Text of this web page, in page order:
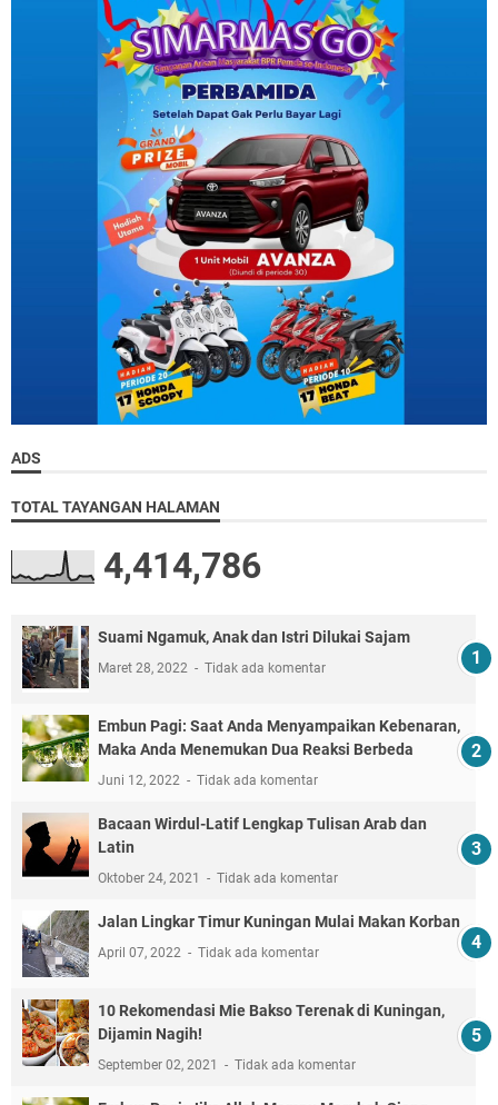
ADS
TOTAL TAYANGAN HALAMAN
4,414,786
Suami Ngamuk, Anak dan Istri Dilukai Sajam
Maret 28, 2022 Tidak ada komentar
Embun Pagi: Saat Anda Menyampaikan Kebenaran,
Maka Anda Menemukan Dua Reaksi Berbeda
Juni 12, 2022 Tidak ada komentar
Bacaan Wirdul-Latif Lengkap Tulisan Arab dan
Latin
Oktober 24, 2021 Tidak ada komentar
Jalan Lingkar Timur Kuningan Mulai Makan Korban
April 07, 2022 Tidak ada komentar
10 Rekomendasi Mie Bakso Terenak di Kuningan,
Dijamin Nagih!
September 02, 2021 Tidak ada komentar